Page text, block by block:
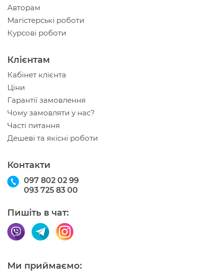
Авторам
Магістерські роботи
Курсові роботи
Клієнтам
Кабінет клієнта
Ціни
Гарантії замовлення
Чому замовляти у нас?
Часті питання
Дешеві та якісні роботи
Контакти
097 802 02 99
093 725 83 00
Пишіть в чат:
Ми приймаємо: